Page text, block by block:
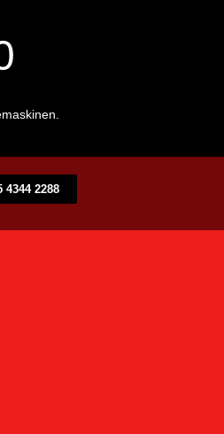
4344 2288​